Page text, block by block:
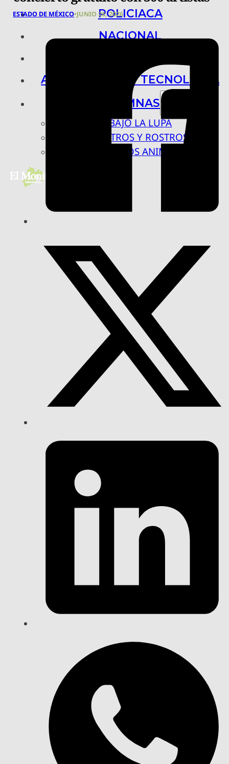
POLICIACA
NACIONAL
ARTE, CIENCIA Y TECNOLOGÍA
COLUMNAS
BAJO LA LUPA
RASTROS Y ROSTROS
VÍNCULOS ANIMALES
ESTADO DE MÉXICO•JUNIO 26, 2026